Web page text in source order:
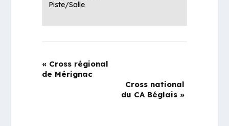
Piste/Salle
« Cross régional
de Mérignac
Cross national
du CA Béglais »